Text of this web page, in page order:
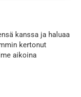
kanssa ja haluaa
kertonut
aikoina